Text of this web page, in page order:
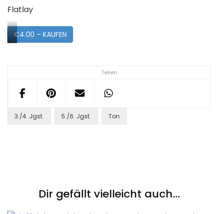
Teilen
Flatlay
€4.00 – KAUFEN
Vorschau
3./4. Jgst. 5./6. Jgst. Ton
Dir gefällt vielleicht auch...